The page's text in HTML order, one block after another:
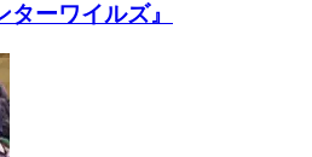
ターワイルズ』